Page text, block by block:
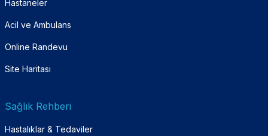
Hastaneler
Acil ve Ambulans
Online Randevu
Site Haritası
Sağlık Rehberi
Hastalıklar & Tedaviler